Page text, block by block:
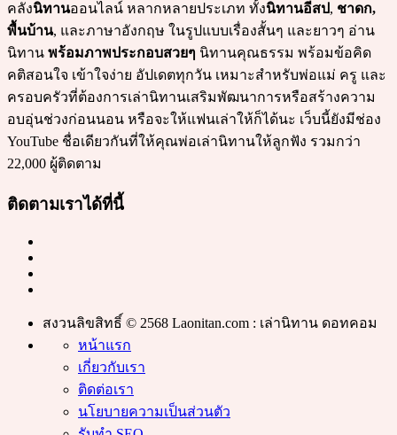
คลังนิทานออนไลน์ หลากหลายประเภท ทั้งนิทานอีสป, ชาดก,
พื้นบ้าน, และภาษาอังกฤษ ในรูปแบบเรื่องสั้นๆ และยาวๆ อ่าน
นิทาน พร้อมภาพประกอบสวยๆ นิทานคุณธรรม พร้อมข้อคิด
คติสอนใจ เข้าใจง่าย อัปเดตทุกวัน เหมาะสำหรับพ่อแม่ ครู และ
ครอบครัวที่ต้องการเล่านิทานเสริมพัฒนาการหรือสร้างความ
อบอุ่นช่วงก่อนนอน หรือจะให้แฟนเล่าให้ก็ได้นะ เว็บนี้ยังมีช่อง
YouTube ชื่อเดียวกันที่ให้คุณพ่อเล่านิทานให้ลูกฟัง รวมกว่า
22,000 ผู้ติดตาม
ติดตามเราได้ที่นี้
สงวนลิขสิทธิ์ © 2568 Laonitan.com : เล่านิทาน ดอทคอม
หน้าแรก
เกี่ยวกับเรา
ติดต่อเรา
นโยบายความเป็นส่วนตัว